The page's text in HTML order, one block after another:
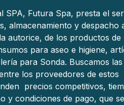
SPA, Futura Spa, presta el
almacenamiento y despacho
autorice, de los productos de
para aseo e higiene,
para Sonda. Buscamos las
los proveedores de estos
precios competitivos,
y condiciones de pago, que